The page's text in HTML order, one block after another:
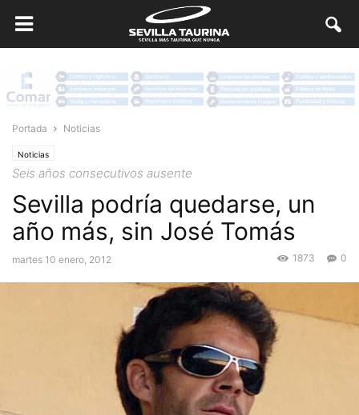
Portada Noticias
Noticias
Seis años consecutivos ausente
Sevilla podría quedarse, un
año más, sin José Tomás
martes 10 enero, 2012 0
1873